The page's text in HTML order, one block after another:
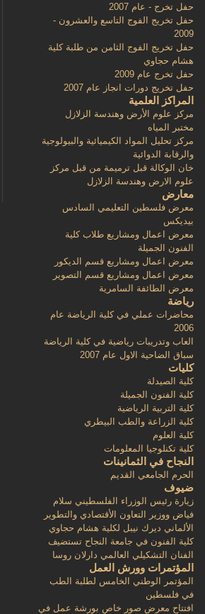
حفل تخرج - عام 2007
حفل تخريج الفوج التاسع والعشرون -
2009
حفل تخريج الفوج الثامن من طلبة كلية
هشام حجاوي
حفل تخرج عام 2009
حفل تخريج دورات انجاز عام 2007
المراكز العلمية
مركز علوم الأرض وهندسة الزلازل
مختبر المياه
مركز تحليل المواد الكيميائية والبيولوجية
والرقابة الدوائية
خان الوكالة قبل ترميمة من قبل مركز
علوم الارض وهندسة الزلازل
معارض
معرض فلسطين التعليمي السادس
بيديكس
معرض اعمال ومشاريع طلاب كلية
الفنون الجميلة
معرض اعمال ومشاريع قسم الديكور
معرض اعمال ومشاريع قسم التصوير
معرض الطائفة السامرية
رياضة
محاضرات عملي في كلية الرياضة عام
2006
العاب وتدريبات رياضية في كلية الرياضة
سباق الضاحية الاول عام 2007
كليات
كلية الصيدلة
كلية الفنون الجميلة
كلية التربية الرياضية
كلية الزراعة والطب البيطري
كلية العلوم
كلية تكنلوجيا المعلومات
النجاح في الثمانينات
الحرم الجامعي القديم
ضيوف
زيارة رئيس الوزراء الفلسطيني سلام
فياض ووزير التعاون الأقتصادي والتطوير
الألماني ديرك نيبل لكلية هشام حجاوي
كلية الفنون في جامعة النجاح تستضيف
الفنان التشكيلي العالمي دارلان روسا
المؤتمرات وورش العمل
المؤتمر الوطني الخامس لطلبة الطب
في فلسطين
افتتاح معرض صور خاص بورشة عمل في